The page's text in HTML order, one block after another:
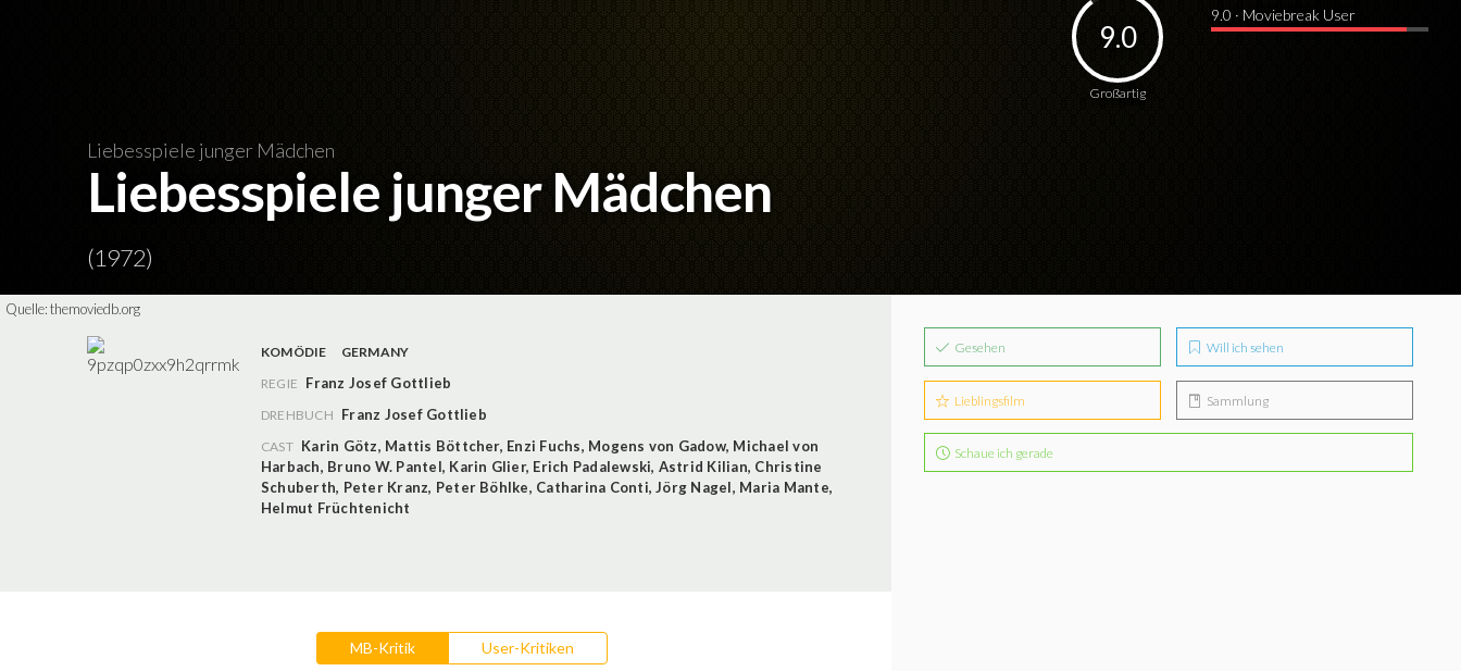
Liebesspiele junger Mädchen
Liebesspiele junger Mädchen
(1972)
Großartig
9.0
9.0 · Moviebreak User
Quelle:themoviedb.org
KOMÖDIE
GERMANY
REGIE Franz Josef Gottlieb
DREHBUCH Franz Josef Gottlieb
CAST Karin Götz, Mattis Böttcher, Enzi Fuchs, Mogens von Gadow, Michael von
Harbach, Bruno W. Pantel, Karin Glier, Erich Padalewski, Astrid Kilian, Christine
Schuberth, Peter Kranz, Peter Böhlke, Catharina Conti,Jörg Nagel, Maria Mante,
Helmut Früchtenicht
MB-Kritik User-Kritiken
Gesehen Will ich sehen
Lieblingsfilm Sammlung
Schaue ich gerade